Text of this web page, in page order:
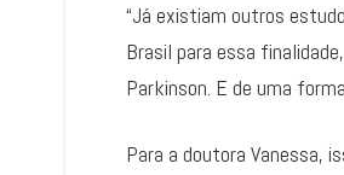
“Já existiam outros
Brasil para essa
Parkinson. E de uma
Para a doutora Vanessa,